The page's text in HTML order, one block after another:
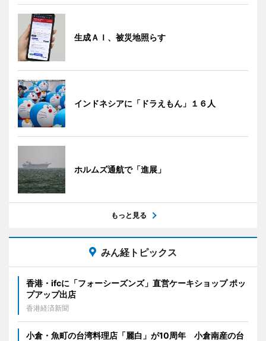
生成ＡＩ、被災地照らす
インドネシアに「ドラえもん」１６人
ホルムズ通航で「進展」
もっと見る
みん経トピックス
香港・ifcに「フォーシーズンズ」直営ケーキショップ ポッ
プアップ出店
香港経済新聞
小倉・魚町の台湾料理店「麗白」が10周年 小倉南産の台